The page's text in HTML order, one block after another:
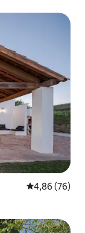
Évaluation
4,86 (76)